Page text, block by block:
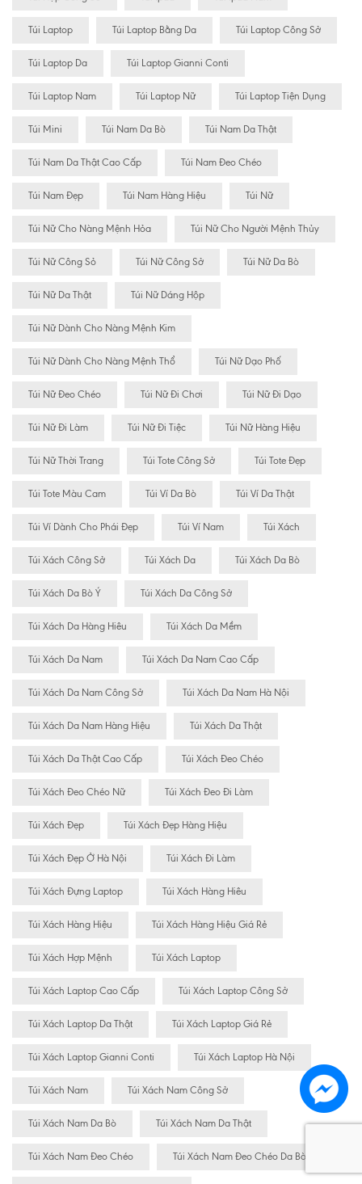
Túi Laptop Túi Laptop Bằng Da Túi Laptop Công Sở
Túi Laptop Da Túi Laptop Gianni Conti
Túi Laptop Nam Túi Laptop Nữ Túi Laptop Tiện Dụng
Túi Mini Túi Nam Da Bò Túi Nam Da Thật
Túi Nam Da Thật Cao Cấp Túi Nam Đeo Chéo
Túi Nam Đẹp Túi Nam Hàng Hiệu Túi Nữ
Túi Nữ Cho Nàng Mệnh Hỏa Túi Nữ Cho Người Mệnh Thủy
Túi Nữ Công Sỏ Túi Nữ Công Sở Túi Nữ Da Bò
Túi Nữ Da Thật Túi Nữ Dáng Hộp
Túi Nữ Dành Cho Nàng Mệnh Kim
Túi Nữ Dành Cho Nàng Mệnh Thổ Túi Nữ Dạo Phố
Túi Nữ Đeo Chéo Túi Nữ Đi Chơi Túi Nữ Đi Dạo
Túi Nữ Đi Làm Túi Nữ Đi Tiệc Túi Nữ Hàng Hiệu
Túi Nữ Thời Trang Túi Tote Công Sở Túi Tote Đẹp
Túi Tote Màu Cam Túi Ví Da Bò Túi Ví Da Thật
Túi Ví Dành Cho Phái Đẹp Túi Ví Nam Túi Xách
Túi Xách Công Sở Túi Xách Da Túi Xách Da Bò
Túi Xách Da Bò Ý Túi Xách Da Công Sở
Túi Xách Da Hàng Hiêu Túi Xách Da Mềm
Túi Xách Da Nam Túi Xách Da Nam Cao Cấp
Túi Xách Da Nam Công Sở Túi Xách Da Nam Hà Nội
Túi Xách Da Nam Hàng Hiệu Túi Xách Da Thật
Túi Xách Da Thật Cao Cấp Túi Xách Đeo Chéo
Túi Xách Đeo Chéo Nữ Túi Xách Đeo Đi Làm
Túi Xách Đẹp Túi Xách Đẹp Hàng Hiệu
Túi Xách Đẹp Ở Hà Nội Túi Xách Đi Làm
Túi Xách Đựng Laptop Túi Xách Hàng Hiêu
Túi Xách Hàng Hiệu Túi Xách Hàng Hiệu Giá Rẻ
Túi Xách Hợp Mệnh Túi Xách Laptop
Túi Xách Laptop Cao Cấp Túi Xách Laptop Công Sở
Túi Xách Laptop Da Thật Túi Xách Laptop Giá Rẻ
Túi Xách Laptop Gianni Conti Túi Xách Laptop Hà Nội
Túi Xách Nam Túi Xách Nam Công Sở
Túi Xách Nam Da Bò Túi Xách Nam Da Thật
Túi Xách Nam Đeo Chéo Túi Xách Nam Đeo Chéo Da Bò